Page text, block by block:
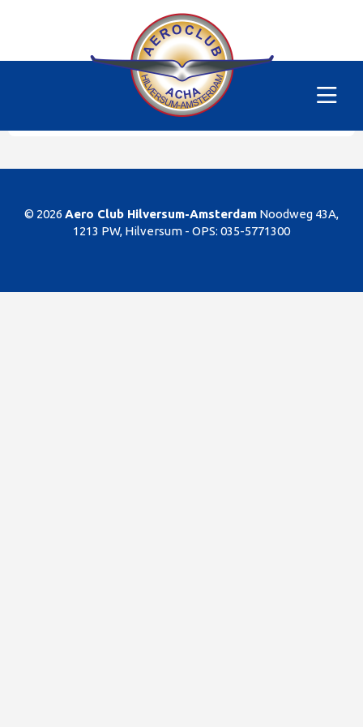
PH-SKM
Dit gedeelte van de website is alleen voor de
leden/begunstigers van onze club. Sorry. U kunt
natuurlijk altijd lid worden!
© 2026 Aero Club Hilversum-Amsterdam Noodweg 43A,
1213 PW, Hilversum - OPS: 035-5771300